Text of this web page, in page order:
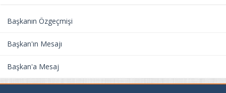
Başkanın Özgeçmişi
Başkan'ın Mesajı
Başkan'a Mesaj